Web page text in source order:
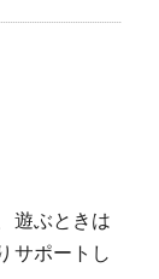
遊ぶときは
サポートし